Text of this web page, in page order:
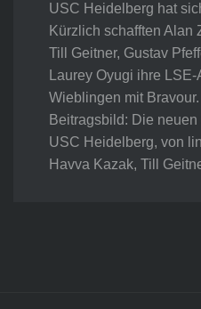
USC Heidelberg hat
Kürzlich schafften Alan
Till Geitner, Gustav
Laurey Oyugi ihre
Wieblingen mit
Beitragsbild: Die
USC Heidelberg, von
Havva Kazak, Till